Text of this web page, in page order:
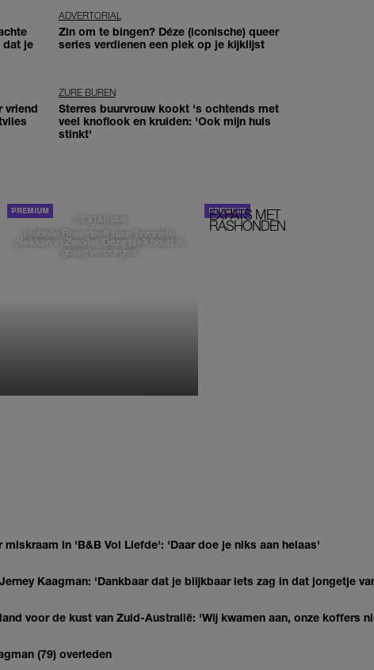
dat je
ADVERTORIAL
Zin om te bingen? Déze (iconische) queer
series verdienen een plek op je kijklijst
vriend
ZURE BUREN
Sterres buurvrouw kookt 's ochtends met
veel knoflook en kruiden: 'Ook mijn huis
stinkt'
DE STAD VAN
Isabelle Boer deelt haar favoriete
plekken in Zwolle: 'Deze plek houd ik
graag verborgen'
EXPATS MET
RASHONDEN
in 'B&B Vol Liefde': 'Daar doe je niks aan helaas'
Kaagman: 'Dankbaar dat je blijkbaar iets zag in dat jongetje
voor de kust van Zuid-Australië: 'Wij kwamen aan, onze koffers
(79) overleden